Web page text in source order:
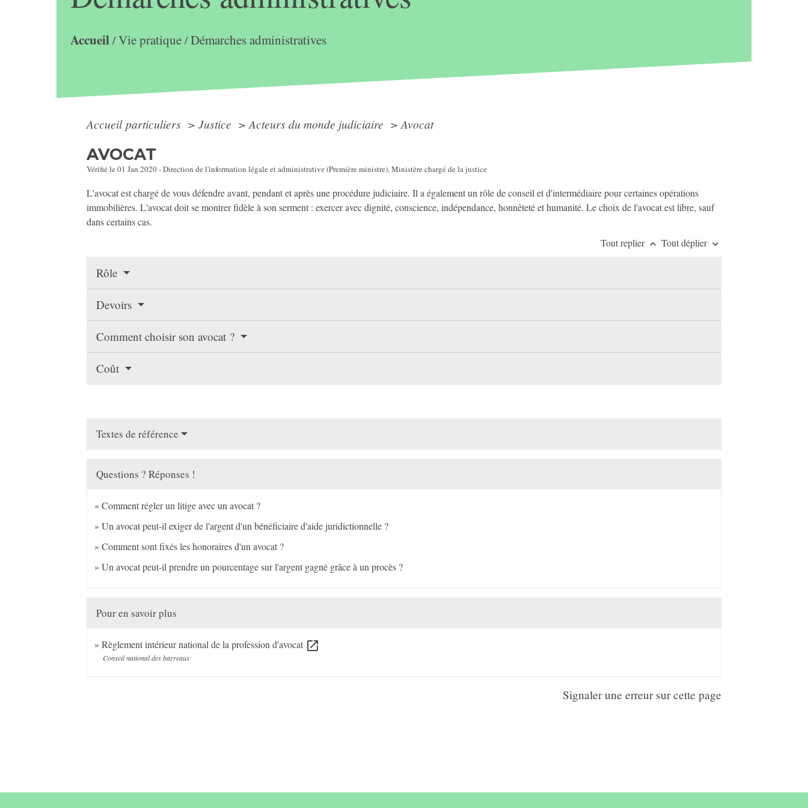
Accueil/Vie pratique/Démarches administratives
Accueil particuliers > Justice > Acteurs du monde judiciaire > Avocat
AVOCAT
Vérifié le 01 Jan 2020 - Direction de l'information légale et administrative (Première ministre), Ministère chargé de la justice
L'avocat est chargé de vous défendre avant, pendant et après une procédure judiciaire. Il a également un rôle de conseil et d'intermédiaire pour certaines opérations
immobilières. L'avocat doit se montrer fidèle à son serment : exercer avec dignité, conscience, indépendance, honnêteté et humanité. Le choix de l'avocat est libre, sauf
dans certains cas.
Tout replier keyboard_arrow_up Tout déplier keyboard_arrow_down
Rôle
Devoirs
Comment choisir son avocat ?
Coût
Textes de référence
Questions ? Réponses !
Comment régler un litige avec un avocat ?
Un avocat peut-il exiger de l'argent d'un bénéficiaire d'aide juridictionnelle ?
Comment sont fixés les honoraires d'un avocat ?
Un avocat peut-il prendre un pourcentage sur l'argent gagné grâce à un procès ?
Pour en savoir plus
Règlement intérieur national de la profession d'avocat open_in_new
Conseil national des barreaux
Signaler une erreur sur cette page